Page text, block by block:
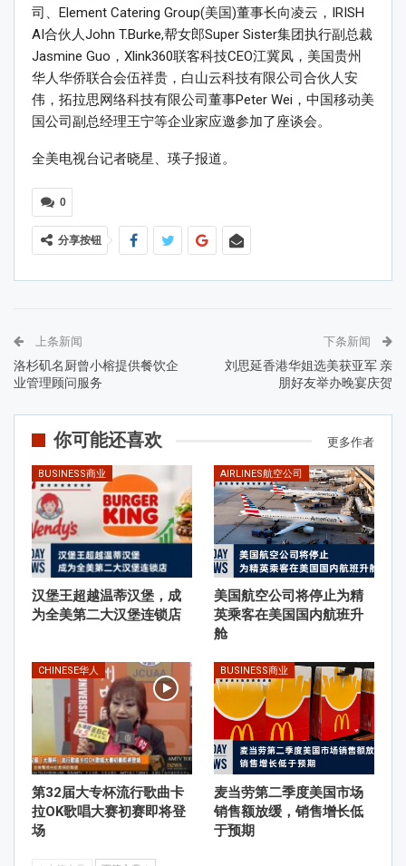
司、Element Catering Group(美国)董事长向凌云，IRISH
AI合伙人John T.Burke,帮女郎Super Sister集团执行副总裁
Jasmine Guo，Xlink360联客科技CEO江冀凤，美国贵州
华人华侨联合会伍祥贵，白山云科技有限公司合伙人安
伟，拓拉思网络科技有限公司董事Peter Wei，中国移动美
国公司副总经理王宁等企业家应邀参加了座谈会。
全美电视台记者晓星、瑛子报道。
0
分享按钮
上条新闻
洛杉矶名厨曾小榕提供餐饮企
业管理顾问服务
下条新闻
刘思延香港华姐选美获亚军 亲
朋好友举办晚宴庆贺
你可能还喜欢 更多作者
BUSINESS商业
汉堡王超越温蒂汉堡，成
为全美第二大汉堡连锁店
AIRLINES航空公司
美国航空公司将停止为精
英乘客在美国国内航班升
舱
CHINESE华人
第32届大专杯流行歌曲卡
拉OK歌唱大赛初赛即将登
场
BUSINESS商业
麦当劳第二季度美国市场
销售额放缓，销售增长低
于预期